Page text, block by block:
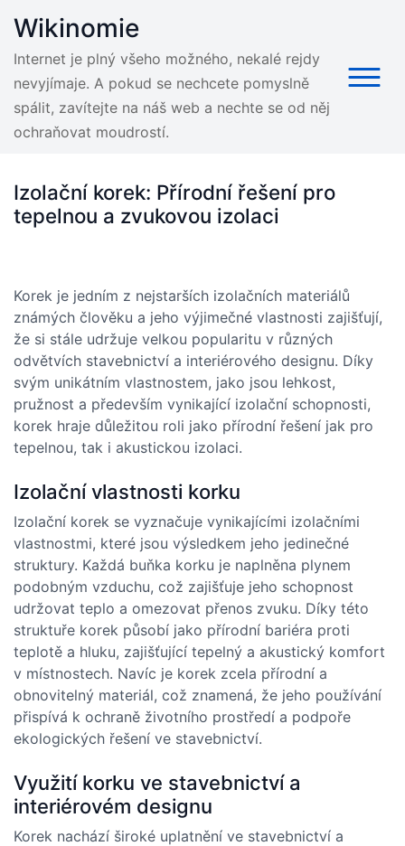
content
Wikinomie
Internet je plný všeho možného, nekalé rejdy
nevyjímaje. A pokud se nechcete pomyslně
spálit, zavítejte na náš web a nechte se od něj
ochraňovat moudrostí.
Izolační korek: Přírodní řešení pro
tepelnou a zvukovou izolaci
Korek je jedním z nejstarších izolačních materiálů
známých člověku a jeho výjimečné vlastnosti zajišťují,
že si stále udržuje velkou popularitu v různých
odvětvích stavebnictví a interiérového designu. Díky
svým unikátním vlastnostem, jako jsou lehkost,
pružnost a především vynikající izolační schopnosti,
korek hraje důležitou roli jako přírodní řešení jak pro
tepelnou, tak i akustickou izolaci.
Izolační vlastnosti korku
Izolační korek se vyznačuje vynikajícími izolačními
vlastnostmi, které jsou výsledkem jeho jedinečné
struktury. Každá buňka korku je naplněna plynem
podobným vzduchu, což zajišťuje jeho schopnost
udržovat teplo a omezovat přenos zvuku. Díky této
struktuře korek působí jako přírodní bariéra proti
teplotě a hluku, zajišťující tepelný a akustický komfort
v místnostech. Navíc je korek zcela přírodní a
obnovitelný materiál, což znamená, že jeho používání
přispívá k ochraně životního prostředí a podpoře
ekologických řešení ve stavebnictví.
Využití korku ve stavebnictví a
interiérovém designu
Korek nachází široké uplatnění ve stavebnictví a